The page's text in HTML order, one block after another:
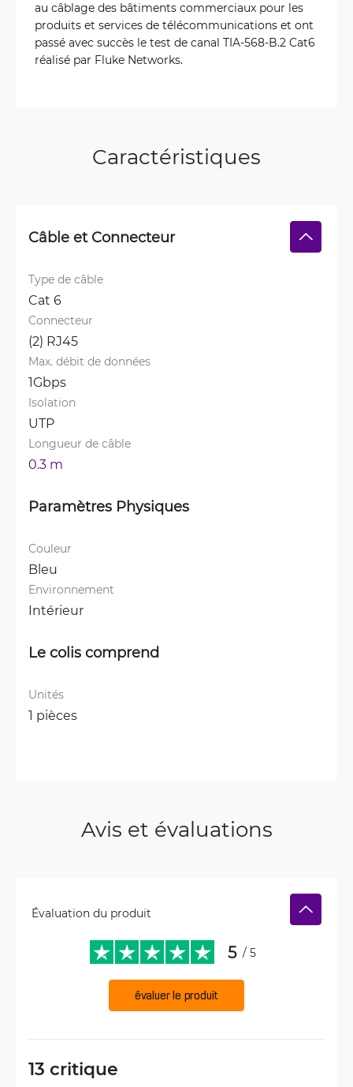
au câblage des bâtiments commerciaux pour les
produits et services de télécommunications et ont
passé avec succès le test de canal TIA-568-B.2 Cat6
réalisé par Fluke Networks.
Caractéristiques
Câble et Connecteur
Type de câble
Cat 6
Connecteur
(2) RJ45
Max. débit de données
1Gbps
Isolation
UTP
Longueur de câble
0.3 m
Paramètres Physiques
Couleur
Bleu
Environnement
Intérieur
Le colis comprend
Unités
1 pièces
Avis et évaluations
Évaluation du produit
5 / 5
évaluer le produit
13 critique